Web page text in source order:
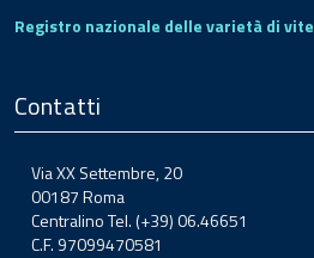
Registro nazionale delle varietà di vite
Contatti
Via XX Settembre, 20
00187 Roma
Centralino Tel. (+39) 06.46651
C.F. 97099470581